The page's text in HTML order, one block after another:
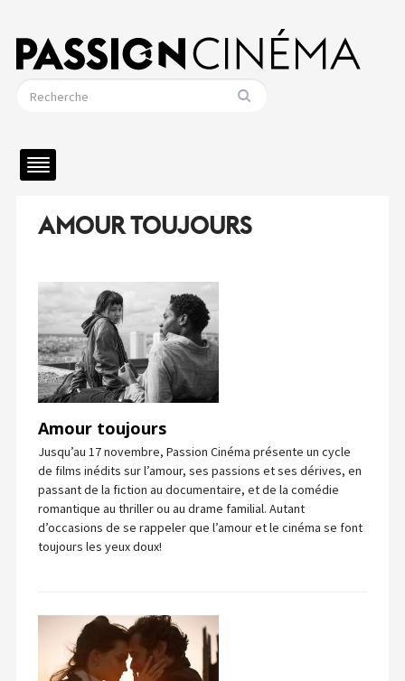
AMOUR TOUJOURS
Amour toujours
Jusqu’au 17 novembre, Passion Cinéma présente un cycle
de films inédits sur l’amour, ses passions et ses dérives, en
passant de la fiction au documentaire, et de la comédie
romantique au thriller ou au drame familial. Autant
d’occasions de se rappeler que l’amour et le cinéma se font
toujours les yeux doux!